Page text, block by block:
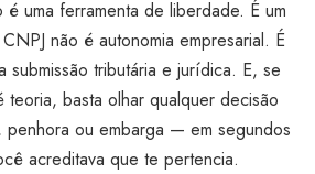
uma ferramenta de liberdade. É um
não é autonomia empresarial. É
submissão tributária e jurídica. E, se
basta olhar qualquer decisão
penhora ou embarga — em segundos
acreditava que te pertencia.